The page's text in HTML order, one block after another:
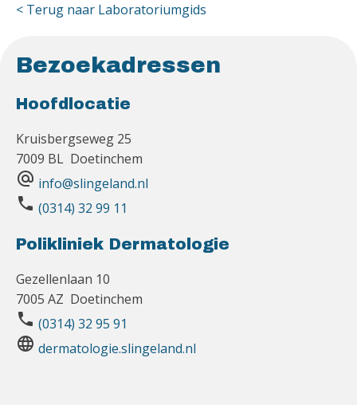
< Terug naar Laboratoriumgids
Bezoekadressen
Hoofdlocatie
Kruisbergseweg 25
7009 BL Doetinchem
alternate_email info@slingeland.nl
phone (0314) 32 99 11
Polikliniek Dermatologie
Gezellenlaan 10
7005 AZ Doetinchem
phone (0314) 32 95 91
language dermatologie.slingeland.nl